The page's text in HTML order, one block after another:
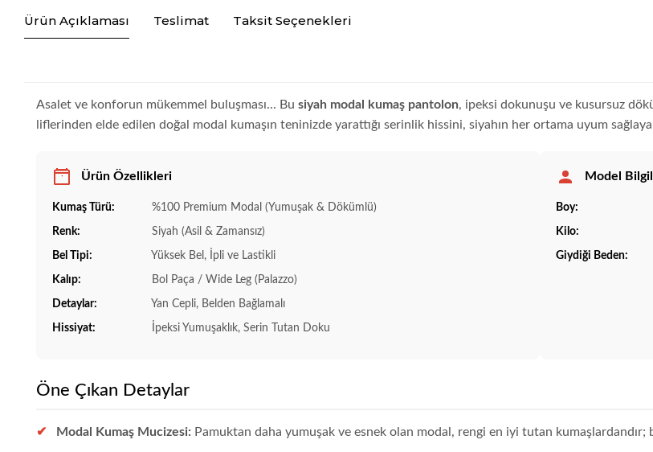
Ürün Açıklaması Teslimat Taksit Seçenekleri
Asalet ve konforun mükemmel buluşması... Busiyah modal kumaş pantolon, ipeksi dokunuşu ve kusursuz
liflerinden elde edilen doğal modal kumaşın teninizde yarattığı serinlik hissini, siyahın her ortama uyum
Ürün Özellikleri
Kumaş Türü: %100 Premium Modal (Yumuşak & Dökümlü)
Renk: Siyah (Asil & Zamansız)
Bel Tipi: Yüksek Bel, İpli ve Lastikli
Kalıp: Bol Paça / Wide Leg (Palazzo)
Detaylar: Yan Cepli, Belden Bağlamalı
Hissiyat: İpeksi Yumuşaklık, Serin Tutan Doku
Model
Boy:
Kilo:
Giydiği Beden:
Öne Çıkan Detaylar
Modal Kumaş Mucizesi: Pamuktan daha yumuşak ve esnek olan modal, rengi en iyi tutan